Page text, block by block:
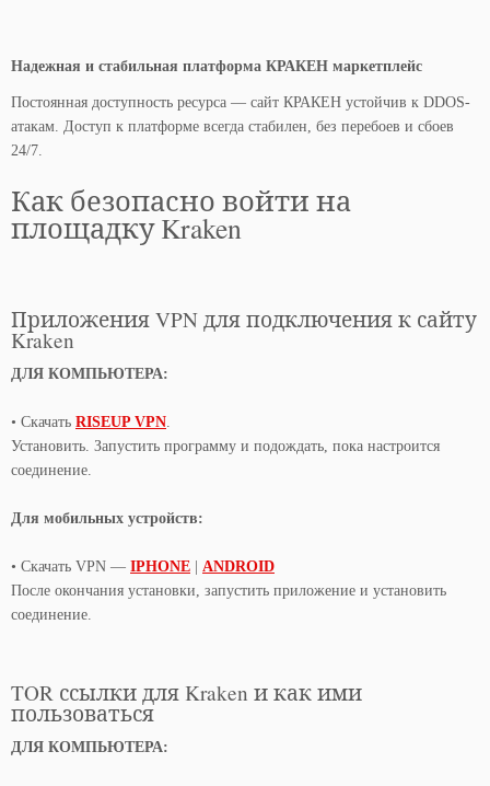
Надежная и стабильная платформа КРАКЕН маркетплейс
Постоянная доступность ресурса — сайт КРАКЕН устойчив к DDOS-
атакам. Доступ к платформе всегда стабилен, без перебоев и сбоев
24/7.
Как безопасно войти на
площадку Kraken
Приложения VPN для подключения к сайту
Kraken
ДЛЯ КОМПЬЮТЕРА:
• Скачать RISEUP VPN.
Установить. Запустить программу и подождать, пока настроится
соединение.
Для мобильных устройств:
• Скачать VPN — IPHONE
ANDROID
После окончания установки, запустить приложение и установить
соединение.
TOR ссылки для Kraken и как ими
пользоваться
ДЛЯ КОМПЬЮТЕРА: